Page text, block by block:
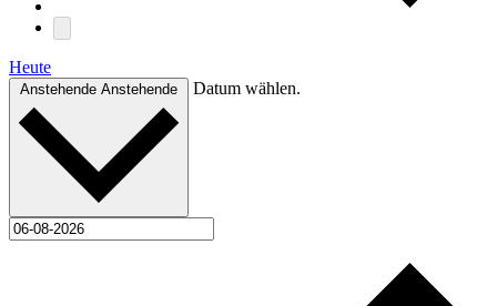
Heute
Anstehende Anstehende Datum wählen.